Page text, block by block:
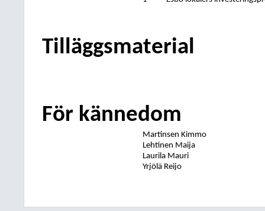
Tilläggsmaterial
För kännedom
Martinsen Kimmo
Lehtinen Maija
Laurila Mauri
Yrjölä Reijo